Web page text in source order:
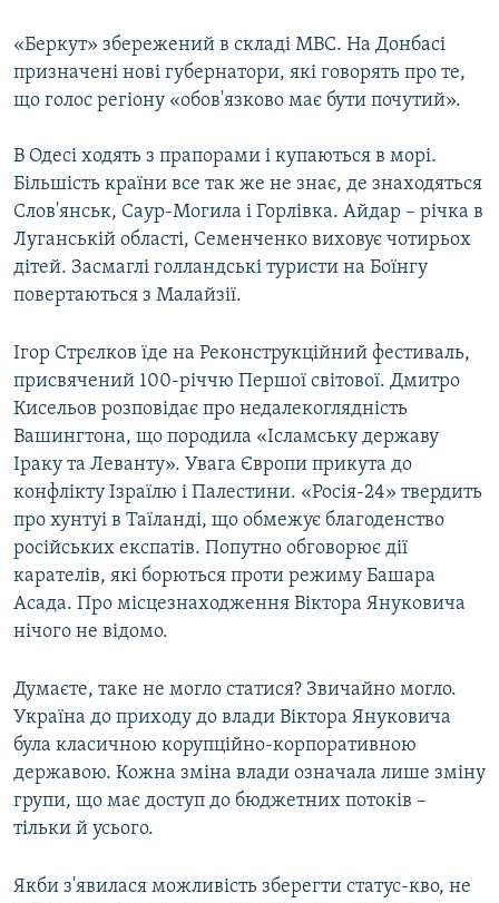
«Беркут» збережений в складі МВС. На Донбасі
призначені нові губернатори, які говорять про те,
що голос регіону «обов'язково має бути почутий».
В Одесі ходять з прапорами і купаються в морі.
Більшість країни все так же не знає, де знаходяться
Слов'янськ, Саур-Могила і Горлівка. Айдар – річка в
Луганській області, Семенченко виховує чотирьох
дітей. Засмаглі голландські туристи на Боїнгу
повертаються з Малайзії.
Ігор Стрєлков їде на Реконструкційний фестиваль,
присвячений 100-річчю Першої світової. Дмитро
Кисельов розповідає про недалекоглядність
Вашингтона, що породила «Ісламську державу
Іраку та Леванту». Увага Європи прикута до
конфлікту Ізраїлю і Палестини. «Росія-24» твердить
про хунтуі в Таїланді, що обмежує благоденство
російських експатів. Попутно обговорює дії
карателів, які борються проти режиму Башара
Асада. Про місцезнаходження Віктора Януковича
нічого не відомо.
Думаєте, таке не могло статися? Звичайно могло.
Україна до приходу до влади Віктора Януковича
була класичною корупційно-корпоративною
державою. Кожна зміна влади означала лише зміну
групи, що має доступ до бюджетних потоків –
тільки й усього.
Якби з'явилася можливість зберегти статус-кво, не